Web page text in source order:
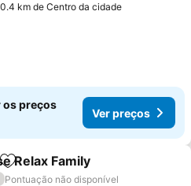
km de Centro da cidade
os preços
Ver preços
Adicionar aos favoritos
Relax Family
Pontuação não disponível